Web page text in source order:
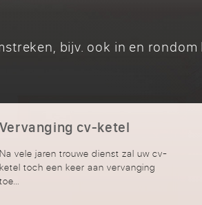
bijv. ook in en rondom
Vervanging cv-ketel
Na vele jaren trouwe dienst zal uw cv-
ketel toch een keer aan vervanging
toe…